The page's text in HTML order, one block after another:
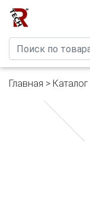
Главная > Каталог